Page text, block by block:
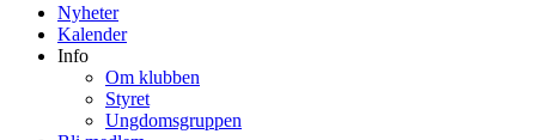
Nyheter
Kalender
Info
Om klubben
Styret
Ungdomsgruppen